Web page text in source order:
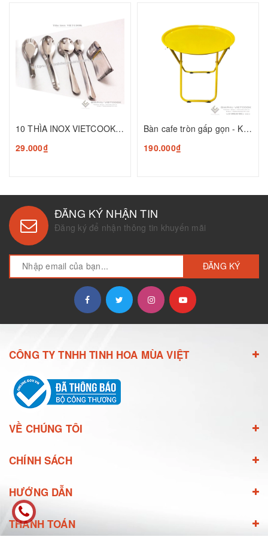
10 THÌA INOX VIETCOOK (Thìa canh vuông, thìa canh bầu, thìa súp, thìa chanh, thìa gia vị)
29.000₫
Bàn cafe tròn gấp gọn - KT: 50cm*Ø43cm
190.000₫
ĐĂNG KÝ NHẬN TIN
Đăng ký để nhận thông tin khuyến mãi
ĐĂNG KÝ
CÔNG TY TNHH TINH HOA MÙA VIỆT
VỀ CHÚNG TÔI
CHÍNH SÁCH
HƯỚNG DẪN
THANH TOÁN